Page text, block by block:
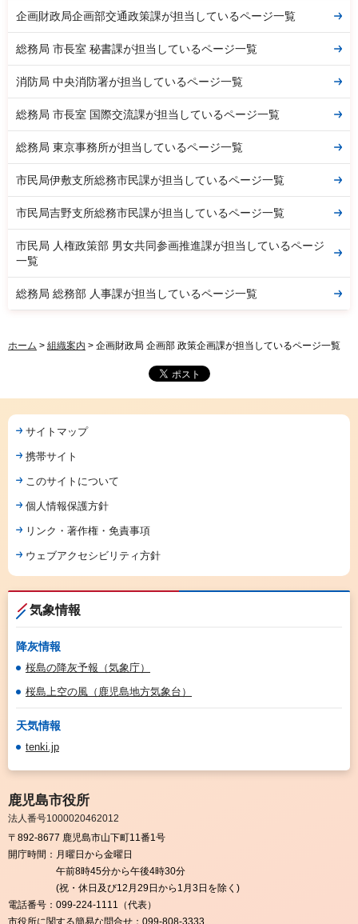
企画財政局企画部交通政策課が担当しているページ一覧
総務局 市長室 秘書課が担当しているページ一覧
消防局 中央消防署が担当しているページ一覧
総務局 市長室 国際交流課が担当しているページ一覧
総務局 東京事務所が担当しているページ一覧
市民局伊敷支所総務市民課が担当しているページ一覧
市民局吉野支所総務市民課が担当しているページ一覧
市民局 人権政策部 男女共同参画推進課が担当しているページ
一覧
総務局 総務部 人事課が担当しているページ一覧
ホーム > 組織案内 > 企画財政局 企画部 政策企画課が担当しているページ一覧
サイトマップ
携帯サイト
このサイトについて
個人情報保護方針
リンク・著作権・免責事項
ウェブアクセシビリティ方針
気象情報
降灰情報
桜島の降灰予報（気象庁）
桜島上空の風（鹿児島地方気象台）
天気情報
tenki.jp
鹿児島市役所
法人番号1000020462012
〒892-8677 鹿児島市山下町11番1号
開庁時間： 月曜日から金曜日
午前8時45分から午後4時30分
(祝・休日及び12月29日から1月3日を除く)
電話番号： 099-224-1111（代表）
市役所に関する簡易な問合せ： 099-808-3333